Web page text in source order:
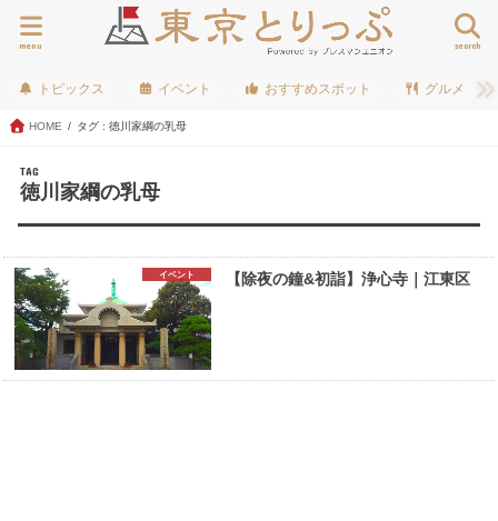
search
menu
トピックス イベント おすすめスポット グルメ
HOME タグ : 徳川家綱の乳母
TAG
徳川家綱の乳母
イベント 【除夜の鐘&初詣】浄心寺｜江東区